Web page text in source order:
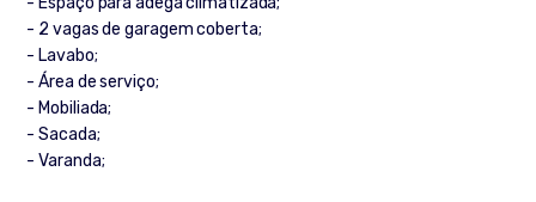
- 2 vagas de garagem coberta;
- Lavabo;
- Área de serviço;
- Mobiliada;
- Sacada;
- Varanda;